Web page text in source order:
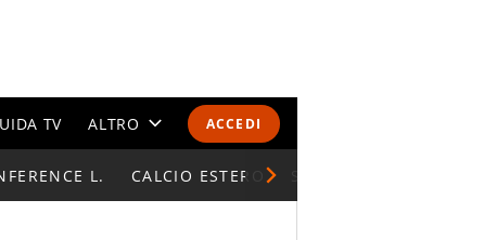
ACCEDI
TV ALTRO
CALENDARI E CLASSIFICHE
L. CALCIO ESTERO